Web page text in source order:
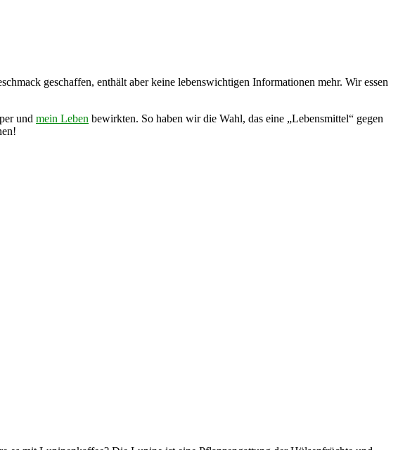
geschaffen, enthält aber keine lebenswichtigen Informationen mehr. Wir essen
und mein Leben bewirkten. So haben wir die Wahl, das eine „Lebensmittel“ gegen